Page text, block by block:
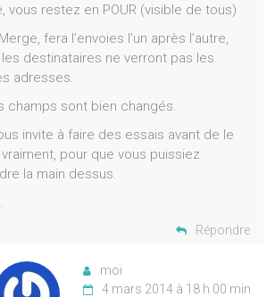
vous restez en POUR (visible de tous)
fera l’envoies l’un après l’autre,
les destinataires ne verront pas les
adresses.
champs sont bien changés.
invite à faire des essais avant de le
pour que vous puissiez
la main dessus.
Répondre
moi
4 mars 2014 à 18 h 00 min